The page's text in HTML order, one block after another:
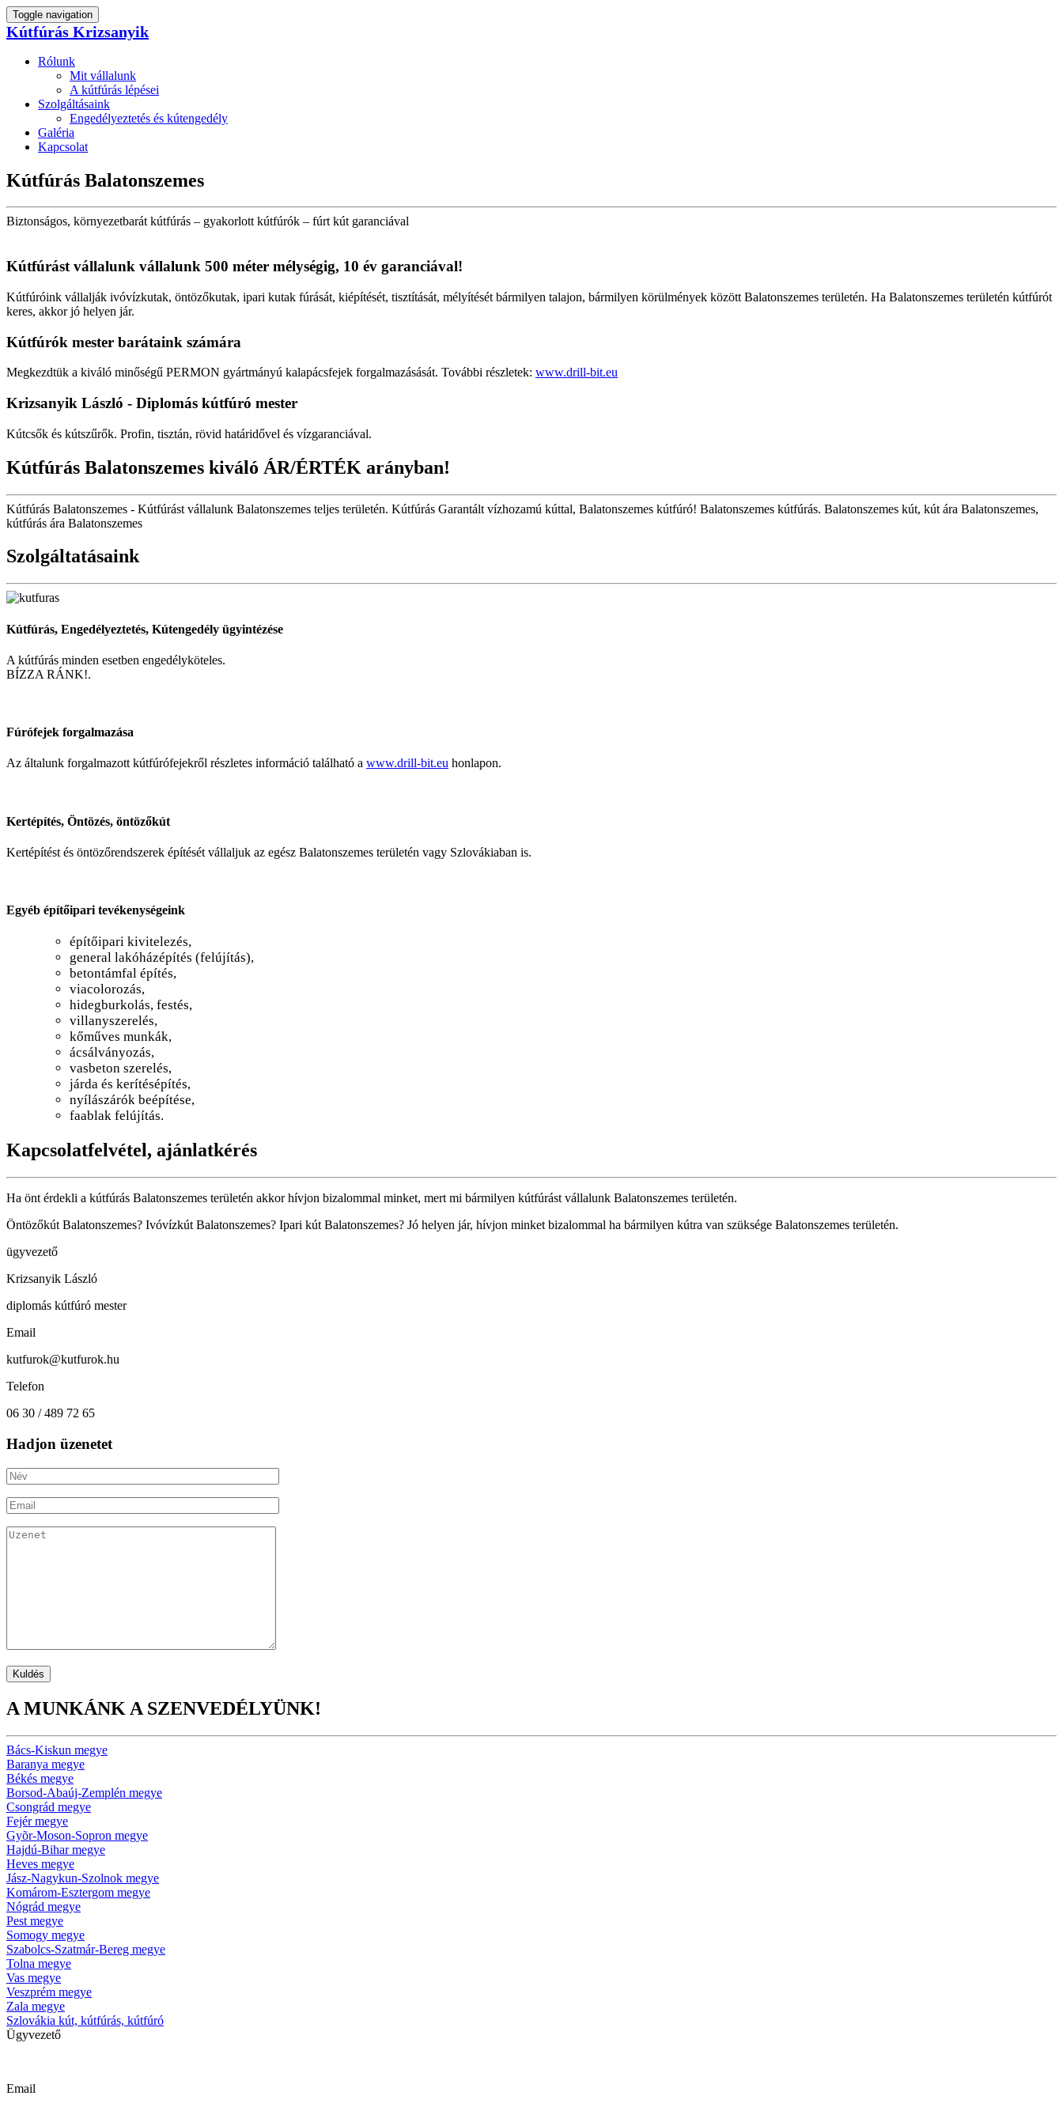
Toggle navigation
Kútfúrás Krizsanyik
Rólunk
Mit vállalunk
A kútfúrás lépései
Szolgáltásaink
Engedélyeztetés és kútengedély
Galéria
Kapcsolat
Kútfúrás Balatonszemes
Biztonságos, környezetbarát kútfúrás – gyakorlott kútfúrók – fúrt kút garanciával
Kútfúrást vállalunk vállalunk 500 méter mélységig, 10 év garanciával!
Kútfúróink vállalják ivóvízkutak, öntözőkutak, ipari kutak fúrását, kiépítését, tisztítását, mélyítését bármilyen talajon, bármilyen körülmények között Balatonszemes területén. Ha Balatonszemes területén kútfúrót
keres, akkor jó helyen jár.
Kútfúrók mester barátaink számára
Megkezdtük a kiváló minőségű PERMON gyártmányú kalapácsfejek forgalmazásását. További részletek: www.drill-bit.eu
Krizsanyik László - Diplomás kútfúró mester
Kútcsők és kútszűrők. Profin, tisztán, rövid határidővel és vízgaranciával.
Kútfúrás Balatonszemes kiváló ÁR/ÉRTÉK arányban!
Kútfúrás Balatonszemes - Kútfúrást vállalunk Balatonszemes teljes területén. Kútfúrás Garantált vízhozamú kúttal, Balatonszemes kútfúró! Balatonszemes kútfúrás. Balatonszemes kút, kút ára Balatonszemes,
kútfúrás ára Balatonszemes
Szolgáltatásaink
Kútfúrás, Engedélyeztetés, Kútengedély ügyintézése
A kútfúrás minden esetben engedélyköteles.
BÍZZA RÁNK!.
Fúrófejek forgalmazása
Az általunk forgalmazott kútfúrófejekről részletes információ található a www.drill-bit.eu honlapon.
Kertépítés, Öntözés, öntözőkút
Kertépítést és öntözőrendszerek építését vállaljuk az egész Balatonszemes területén vagy Szlovákiaban is.
Egyéb építőipari tevékenységeink
építőipari kivitelezés,
general lakóházépítés (felújítás),
betontámfal építés,
viacolorozás,
hidegburkolás, festés,
villanyszerelés,
kőműves munkák,
ácsálványozás,
vasbeton szerelés,
járda és kerítésépítés,
nyílászárók beépítése,
faablak felújítás.
Kapcsolatfelvétel, ajánlatkérés
Ha önt érdekli a kútfúrás Balatonszemes területén akkor hívjon bizalommal minket, mert mi bármilyen kútfúrást vállalunk Balatonszemes területén.
Öntözőkút Balatonszemes? Ivóvízkút Balatonszemes? Ipari kút Balatonszemes? Jó helyen jár, hívjon minket bizalommal ha bármilyen kútra van szüksége Balatonszemes területén.
ügyvezető
Krizsanyik László
diplomás kútfúró mester
Email
kutfurok@kutfurok.hu
Telefon
06 30 / 489 72 65
Hadjon üzenetet
A MUNKÁNK A SZENVEDÉLYÜNK!
Bács-Kiskun megye
Baranya megye
Békés megye
Borsod-Abaúj-Zemplén megye
Csongrád megye
Fejér megye
Gyõr-Moson-Sopron megye
Hajdú-Bihar megye
Heves megye
Jász-Nagykun-Szolnok megye
Komárom-Esztergom megye
Nógrád megye
Pest megye
Somogy megye
Szabolcs-Szatmár-Bereg megye
Tolna megye
Vas megye
Veszprém megye
Zala megye
Szlovákia kút, kútfúrás, kútfúró
Ügyvezető
Email